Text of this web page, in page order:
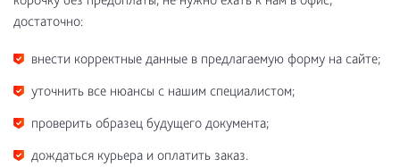
достаточно:
внести корректные данные в предлагаемую форму на сайте;
уточнить все нюансы с нашим специалистом;
проверить образец будущего документа;
дождаться курьера и оплатить заказ.